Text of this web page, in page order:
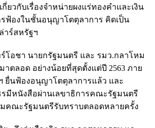
กี่ยวกับเรื่องจำหน่ายผงแร่ทองคำและเงิน
ฟ้องในชั้นอนุญาโตตุลาการ คิดเป็น
าร์สหรัฐฯ
โอชา นายกรัฐมนตรี และ รมว.กลาโหม
าตลอด อย่างน้อยที่สุดตั้งแต่ปี 2563 ภาย
ยื่นฟ้องอนุญาโตตุลาการแล้ว และ
รมีหนังสือผ่านเลขาธิการคณะรัฐมนตรี
มคณะรัฐมนตรีรับทราบตลอดหลายครั้ง